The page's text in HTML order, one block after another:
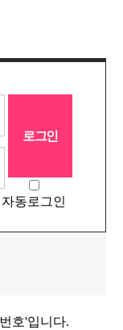
자동로그인
호'입니다.